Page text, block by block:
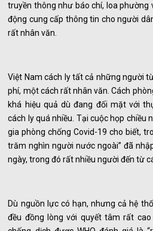
truyền thông như báo chí, loa phường
động cung cấp thông tin cho người
rất nhân văn.
Việt Nam cách ly tất cả những người
phí, một cách rất nhân văn. Cách
khá hiệu quả dù đang đối mặt với
cách ly quá nhiều. Tại cuộc họp chiều
gia phòng chống Covid-19 cho biết,
trăm nghìn người nước ngoài” đã
ngày, trong đó rất nhiều người đến từ
Dù nguồn lực có hạn, nhưng cả hệ
đều đồng lòng với quyết tâm rất